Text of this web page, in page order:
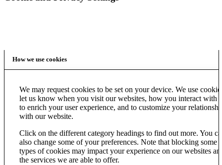
How we use cookies
We may request cookies to be set on your device. We use
let us know when you visit our websites, how you interact with
to enrich your user experience, and to customize your
with our website.
Click on the different category headings to find out more. You
also change some of your preferences. Note that blocking some
types of cookies may impact your experience on our websites
the services we are able to offer.